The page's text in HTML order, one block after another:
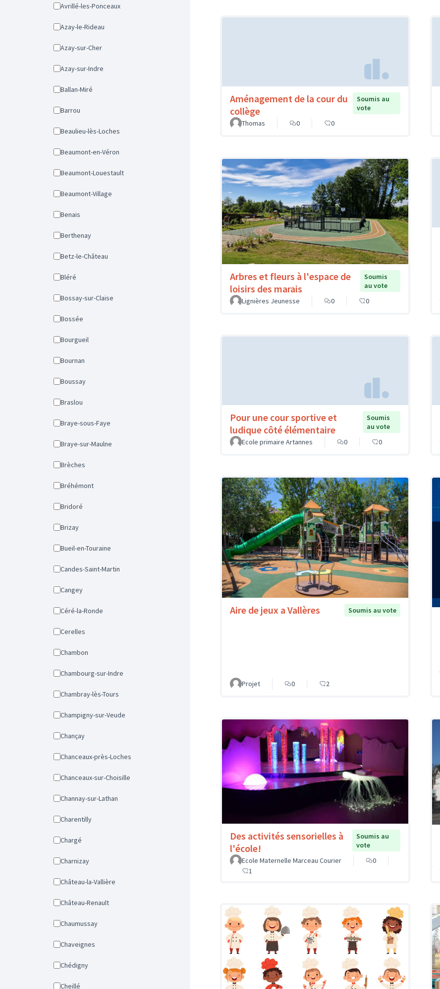
Avrillé-les-Ponceaux
Azay-le-Rideau
Azay-sur-Cher
Azay-sur-Indre
Ballan-Miré
Barrou
Beaulieu-lès-Loches
Beaumont-en-Véron
Beaumont-Louestault
Beaumont-Village
Benais
Berthenay
Betz-le-Château
Bléré
Bossay-sur-Claise
Bossée
Bourgueil
Bournan
Boussay
Braslou
Braye-sous-Faye
Braye-sur-Maulne
Brèches
Bréhémont
Bridoré
Brizay
Bueil-en-Touraine
Candes-Saint-Martin
Cangey
Céré-la-Ronde
Cerelles
Chambon
Chambourg-sur-Indre
Chambray-lès-Tours
Champigny-sur-Veude
Chançay
Chanceaux-près-Loches
Chanceaux-sur-Choisille
Channay-sur-Lathan
Charentilly
Chargé
Charnizay
Château-la-Vallière
Château-Renault
Chaumussay
Chaveignes
Chédigny
Cheillé
Aménagement de la cour du
collège
Soumis au
vote
Thomas
0 0
Arbres et fleurs à l'espace de
loisirs des marais
Soumis
au vote
Lignières Jeunesse
0 0
Pour une cour sportive et
ludique côté élémentaire
Soumis
au vote
Ecole primaire Artannes
0 0
Aire de jeux a Vallères Soumis au vote
Projet 0 2
Des activités sensorielles à
l'école!
Soumis au
vote
Ecole Maternelle Marceau Courier
0
1